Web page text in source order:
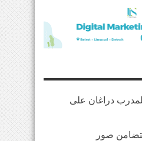
دراغان على
صور